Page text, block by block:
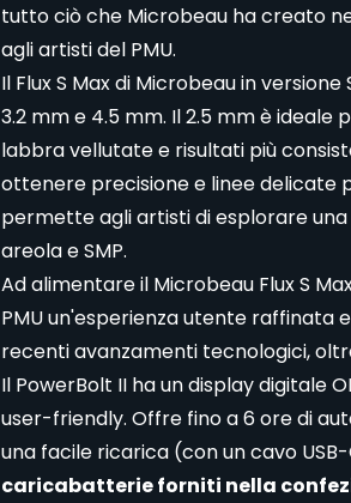
tutto ciò che Microbeau ha creato
agli artisti del PMU.
Il Flux S Max di Microbeau in
3.2 mm e 4.5 mm. Il 2.5 mm è
labbra vellutate e risultati più
ottenere precisione e linee delicate
permette agli artisti di esplorare
areola e SMP.
Ad alimentare il Microbeau Flux S
PMU un'esperienza utente raffinata
recenti avanzamenti tecnologici,
Il PowerBolt II ha un display digitale
user-friendly. Offre fino a 6 ore di
una facile ricarica (con un cavo
caricabatterie forniti nella